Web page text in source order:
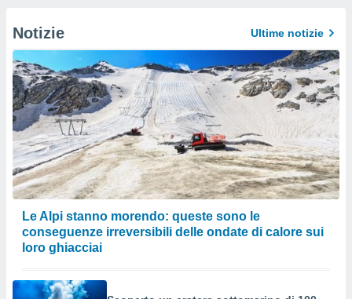
Notizie Ultime notizie
Le Alpi stanno morendo: queste sono le
conseguenze irreversibili delle ondate di calore sui
loro ghiacciai